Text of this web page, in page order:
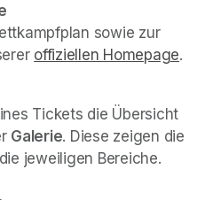
sowie zur
offiziellen Homepage.
Tickets die Übersicht
Galerie. Diese zeigen die
jeweiligen Bereiche.